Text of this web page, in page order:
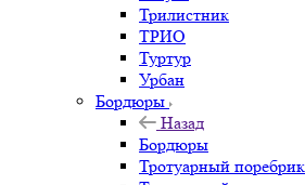
Трилистник
ТРИО
Туртур
Урбан
Бордюры
Назад
Бордюры
Тротуарный поребрик